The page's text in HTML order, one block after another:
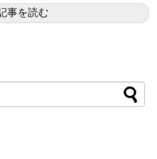
事を読む